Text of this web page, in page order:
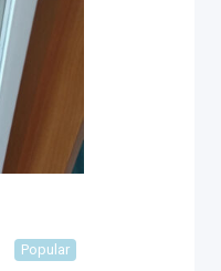
Popular